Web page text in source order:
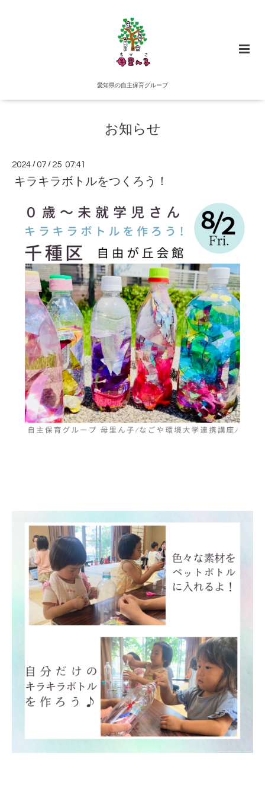
愛知県の自主保育グループ
お知らせ
2024 /07 / 25 07:41
キラキラボトルをつくろう！